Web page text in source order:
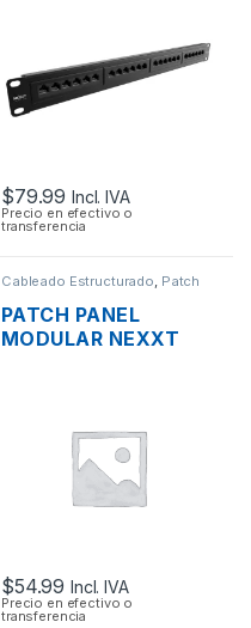
$79.99 Incl. IVA
Precio en efectivo o
transferencia
Cableado Estructurado Patch
PATCH PANEL
MODULAR NEXXT
$54.99 Incl. IVA
Precio en efectivo o
transferencia